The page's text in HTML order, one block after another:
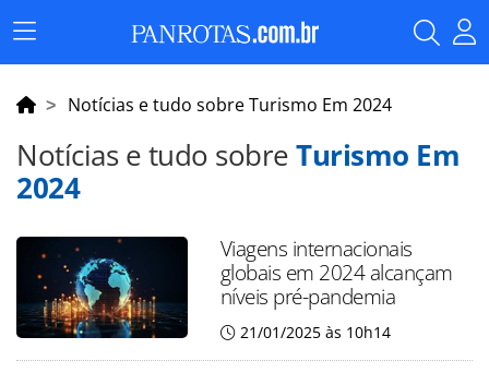
Menu
Principal
Notícias e tudo sobre Turismo Em 2024
Notícias e tudo sobreTurismo Em
2024
Viagens internacionais
globais em 2024 alcançam
níveis pré-pandemia
21/01/2025 às 10h14